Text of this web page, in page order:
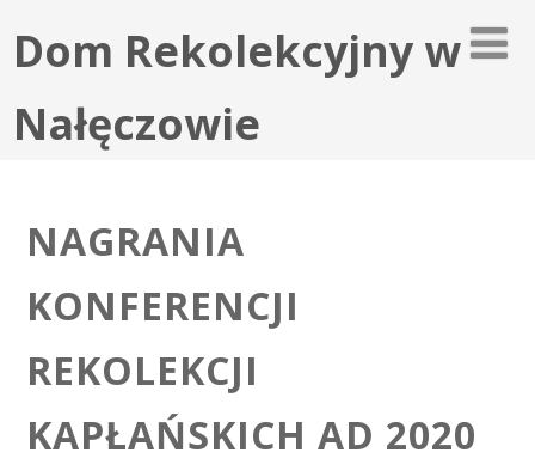
Dom Rekolekcyjny w
Nałęczowie
NAGRANIA
KONFERENCJI
REKOLEKCJI
KAPŁAŃSKICH AD 2020